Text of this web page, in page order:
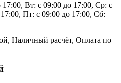
Вт: с 09:00 до 17:00, Ср: с
Пт: с 09:00 до 17:00, Сб:
Наличный расчёт, Оплата по